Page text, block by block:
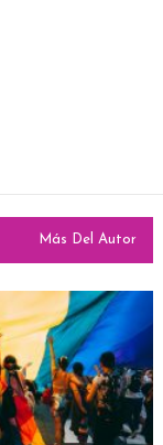
Más Del Autor